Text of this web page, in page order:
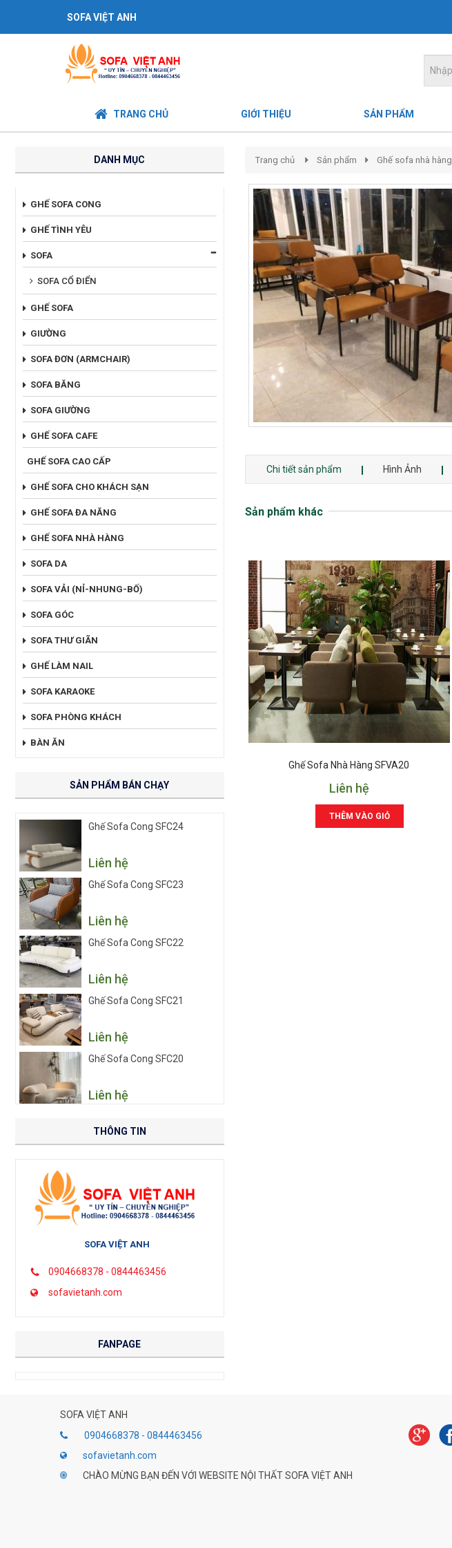
SOFA VIỆT ANH
TRANG CHỦ GIỚI THIỆU SẢN PHẨM
DANH MỤC
GHẾ SOFA CONG
GHẾ TÌNH YÊU
SOFA
SOFA CỔ ĐIỂN
GHẾ SOFA
GIƯỜNG
SOFA ĐƠN (ARMCHAIR)
SOFA BĂNG
SOFA GIƯỜNG
GHẾ SOFA CAFE
GHẾ SOFA CAO CẤP
GHẾ SOFA CHO KHÁCH SẠN
GHẾ SOFA ĐA NĂNG
GHẾ SOFA NHÀ HÀNG
SOFA DA
SOFA VẢI (NỈ-NHUNG-BỐ)
SOFA GÓC
SOFA THƯ GIÃN
GHẾ LÀM NAIL
SOFA KARAOKE
SOFA PHÒNG KHÁCH
BÀN ĂN
SẢN PHẨM BÁN CHẠY
Ghế Sofa Cong SFC24
Liên hệ
Ghế Sofa Cong SFC23
Liên hệ
Ghế Sofa Cong SFC22
Liên hệ
Ghế Sofa Cong SFC21
Liên hệ
Ghế Sofa Cong SFC20
Liên hệ
THÔNG TIN
SOFA VIỆT ANH
0904668378 - 0844463456
sofavietanh.com
FANPAGE
Trang chủ Sản phẩm Ghế sofa nhà hàng
Chi tiết sản phẩm Hình Ảnh
Sản phẩm khác
Ghế Sofa Nhà Hàng SFVA20
Liên hệ
THÊM VÀO GIỎ
SOFA VIỆT ANH
0904668378 - 0844463456
sofavietanh.com
CHÀO MỪNG BẠN ĐẾN VỚI WEBSITE NỘI THẤT SOFA VIỆT ANH